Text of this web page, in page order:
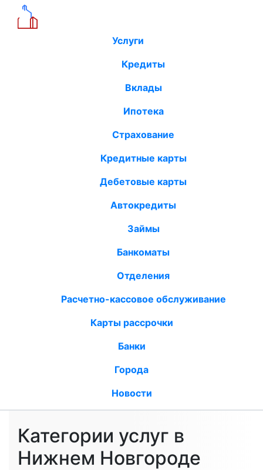
Услуги
Кредиты
Вклады
Ипотека
Страхование
Кредитные карты
Дебетовые карты
Автокредиты
Займы
Банкоматы
Отделения
Расчетно-кассовое обслуживание
Карты рассрочки
Банки
Города
Новости
Категории услуг в
Нижнем Новгороде